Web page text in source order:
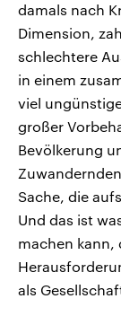
damals nach
Dimension,
schlechtere
in einem
viel
großer
Bevölkerung
Sache, die
Und das ist
machen kann,
als